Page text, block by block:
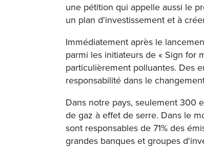
une pétition qui appelle aussi le
un plan d'investissement et à
Immédiatement après le
parmi les initiateurs de « Sign for
particulièrement polluantes. Des
responsabilité dans le
Dans notre pays, seulement 300
de gaz à effet de serre. Dans le
sont responsables de 71% des
grandes banques et groupes